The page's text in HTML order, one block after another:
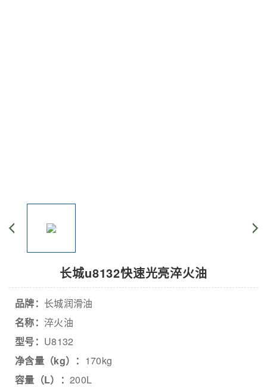
长城u8132快速光亮淬火油
品牌： 长城润滑油
名称： 淬火油
型号： U8132
净含量（kg）： 170kg
容量（L）： 200L